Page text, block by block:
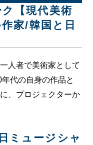
トよりファーストアルバム
【現代美術
家/韓国と日
人者で美術家として
代の自身の作品と
、プロジェクターか
ミュージシャ